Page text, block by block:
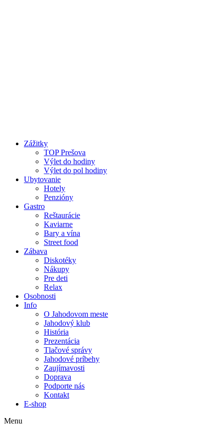
Zážitky
TOP Prešova
Výlet do hodiny
Výlet do pol hodiny
Ubytovanie
Hotely
Penzióny
Gastro
Reštaurácie
Kaviarne
Bary a vína
Street food
Zábava
Diskotéky
Nákupy
Pre deti
Relax
Osobnosti
Info
O Jahodovom meste
Jahodový klub
História
Prezentácia
Tlačové správy
Jahodové príbehy
Zaujímavosti
Doprava
Podporte nás
Kontakt
E-shop
Menu